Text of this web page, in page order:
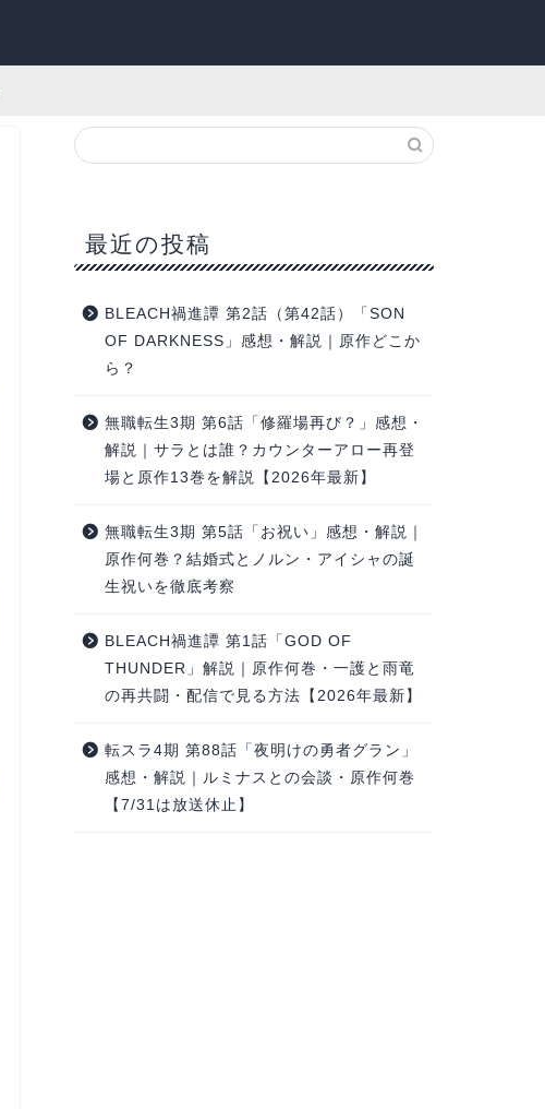
最近の投稿
BLEACH禍進譚 第2話（第42話）「SON
OF DARKNESS」感想・解説｜原作どこか
ら？
無職転生3期 第6話「修羅場再び？」感想・
解説｜サラとは誰？カウンターアロー再登
場と原作13巻を解説【2026年最新】
無職転生3期 第5話「お祝い」感想・解説｜
原作何巻？結婚式とノルン・アイシャの誕
生祝いを徹底考察
BLEACH禍進譚 第1話「GOD OF
THUNDER」解説｜原作何巻・一護と雨竜
の再共闘・配信で見る方法【2026年最新】
転スラ4期 第88話「夜明けの勇者グラン」
感想・解説｜ルミナスとの会談・原作何巻
【7/31は放送休止】